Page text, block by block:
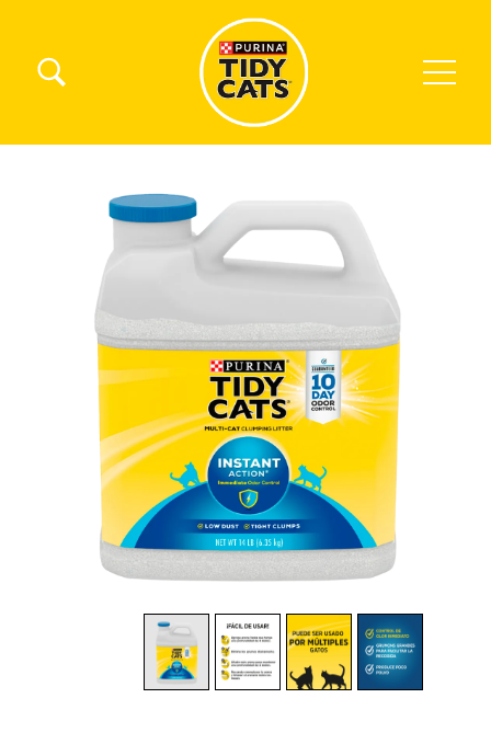
Menú Secundario Tidy Cats
Menú Principal Tidy Cats